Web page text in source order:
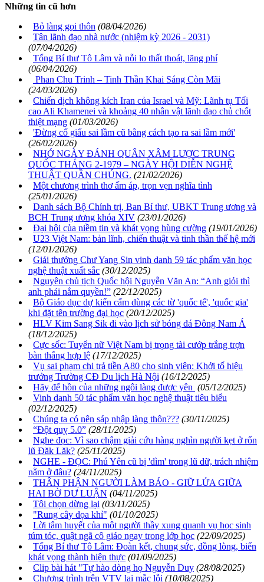
Những tin cũ hơn
Bỏ làng gọi thôn (08/04/2026)
Tân lãnh đạo nhà nước (nhiệm kỳ 2026 - 2031)
(07/04/2026)
Tổng Bí thư Tô Lâm và nỗi lo thất thoát, lãng phí
(06/04/2026)
Phan Chu Trinh – Tinh Thần Khai Sáng Còn Mãi
(24/03/2026)
Chiến dịch không kích Iran của Israel và Mỹ: Lãnh tụ Tối
cao Ali Khamenei và khoảng 40 nhân vật lãnh đạo chủ chốt
thiệt mạng (01/03/2026)
'Đừng cố giấu sai lầm cũ bằng cách tạo ra sai lầm mới'
(26/02/2026)
NHỚ NGÀY ĐÁNH QUÂN XÂM LƯỢC TRUNG
QUỐC THÁNG 2-1979 – NGÀY HỘI DIỄN NGHỆ
THUẬT QUẦN CHÚNG. (21/02/2026)
Một chương trình thơ ấm áp, trọn vẹn nghĩa tình
(25/01/2026)
Danh sách Bộ Chính trị, Ban Bí thư, UBKT Trung ương và
BCH Trung ương khóa XIV (23/01/2026)
Đại hội của niềm tin và khát vọng hùng cường (19/01/2026)
U23 Việt Nam: bản lĩnh, chiến thuật và tinh thần thế hệ mới
(12/01/2026)
Giải thưởng Chư Yang Sin vinh danh 59 tác phẩm văn học
nghệ thuật xuất sắc (30/12/2025)
Nguyên chủ tịch Quốc hội Nguyễn Văn An: “Anh giỏi thì
anh phải nắm quyền!” (22/12/2025)
Bộ Giáo dục dự kiến cấm dùng các từ 'quốc tế', 'quốc gia'
khi đặt tên trường đại học (20/12/2025)
HLV Kim Sang Sik đi vào lịch sử bóng đá Đông Nam Á
(18/12/2025)
Cực sốc: Tuyển nữ Việt Nam bị trọng tài cướp trắng trợn
bàn thắng hợp lệ (17/12/2025)
Vụ sai phạm chi trả tiền A80 cho sinh viên: Khởi tố hiệu
trưởng Trường CĐ Du lịch Hà Nội (16/12/2025)
Hãy để hồn của những ngôi làng được yên (05/12/2025)
Vinh danh 50 tác phẩm văn học nghệ thuật tiêu biểu
(02/12/2025)
Chúng ta có nên sáp nhập làng thôn??? (30/11/2025)
“Đột quỵ 5.0” (28/11/2025)
Nghe đọc: Vì sao chậm giải cứu hàng nghìn người kẹt ở rốn
lũ Đăk Lăk? (25/11/2025)
NGHE - ĐỌC: Phú Yên cũ bị 'dìm' trong lũ dữ, trách nhiệm
nằm ở đâu? (24/11/2025)
THÂN PHẬN NGƯỜI LÀM BÁO - GIỮ LỬA GIỮA
HAI BỜ DƯ LUẬN (04/11/2025)
Tôi chọn dừng lại (03/11/2025)
"Rung cây dọa khỉ" (01/10/2025)
Lời tâm huyết của một người thầy xung quanh vụ học sinh
túm tóc, quật ngã cô giáo ngay trong lớp học (22/09/2025)
Tổng Bí thư Tô Lâm: Đoàn kết, chung sức, đồng lòng, biến
khát vọng thành hiện thực (01/09/2025)
Clip bài hát "Tự hào dòng họ Nguyễn Duy (28/08/2025)
Chương trình trên VTV lại mắc lỗi (10/08/2025)